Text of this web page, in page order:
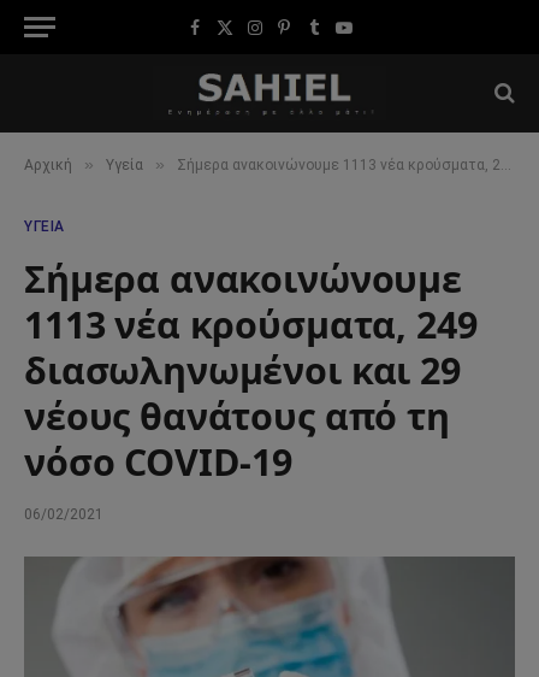
Facebook
X
Instagram
Pinterest
TumblrYouTube
Αρχική » Υγεία » Σήμερα ανακοινώνουμε 1113 νέα κρούσματα, 249 διασωληνωμένοι και 29 νέους θανάτους από τη νόσο COVID-19
ΥΓΕΊΑ
Σήμερα ανακοινώνουμε
1113 νέα κρούσματα, 249
διασωληνωμένοι και 29
νέους θανάτους από τη
νόσο COVID-19
06/02/2021